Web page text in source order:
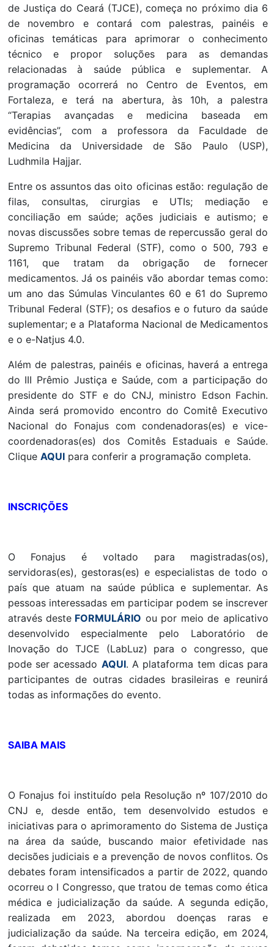
de Justiça do Ceará (TJCE), começa no próximo dia 6
de novembro e contará com palestras, painéis e
oficinas temáticas para aprimorar o conhecimento
técnico e propor soluções para as demandas
relacionadas à saúde pública e suplementar. A
programação ocorrerá no Centro de Eventos, em
Fortaleza, e terá na abertura, às 10h, a palestra
“Terapias avançadas e medicina baseada em
evidências”, com a professora da Faculdade de
Medicina da Universidade de São Paulo (USP),
Ludhmila Hajjar.
Entre os assuntos das oito oficinas estão: regulação de
filas, consultas, cirurgias e UTIs; mediação e
conciliação em saúde; ações judiciais e autismo; e
novas discussões sobre temas de repercussão geral do
Supremo Tribunal Federal (STF), como o 500, 793 e
1161, que tratam da obrigação de fornecer
medicamentos. Já os painéis vão abordar temas como:
um ano das Súmulas Vinculantes 60 e 61 do Supremo
Tribunal Federal (STF); os desafios e o futuro da saúde
suplementar; e a Plataforma Nacional de Medicamentos
e o e-Natjus 4.0.
Além de palestras, painéis e oficinas, haverá a entrega
do III Prêmio Justiça e Saúde, com a participação do
presidente do STF e do CNJ, ministro Edson Fachin.
Ainda será promovido encontro do Comitê Executivo
Nacional do Fonajus com condenadoras(es) e vice-
coordenadoras(es) dos Comitês Estaduais e Saúde.
Clique AQUIpara conferir a programação completa.
INSCRIÇÕES
O Fonajus é voltado para magistradas(os),
servidoras(es), gestoras(es) e especialistas de todo o
país que atuam na saúde pública e suplementar. As
pessoas interessadas em participar podem se inscrever
através desteFORMULÁRIO ou por meio de aplicativo
desenvolvido especialmente pelo Laboratório de
Inovação do TJCE (LabLuz) para o congresso, que
pode ser acessado AQUI. A plataforma tem dicas para
participantes de outras cidades brasileiras e reunirá
todas as informações do evento.
SAIBA MAIS
O Fonajus foi instituído pela Resolução nº 107/2010 do
CNJ e, desde então, tem desenvolvido estudos e
iniciativas para o aprimoramento do Sistema de Justiça
na área da saúde, buscando maior efetividade nas
decisões judiciais e a prevenção de novos conflitos. Os
debates foram intensificados a partir de 2022, quando
ocorreu o I Congresso, que tratou de temas como ética
médica e judicialização da saúde. A segunda edição,
realizada em 2023, abordou doenças raras e
judicialização da saúde. Na terceira edição, em 2024,